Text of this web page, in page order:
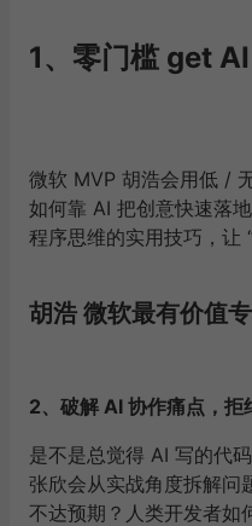
1、零门槛 get
微软 MVP 胡浩会用低 /
如何靠 AI 把创意快速落
程序思维的实用技巧，让
胡浩 微软最有价值
2、破解 AI 协作痛点，拒
是不是总觉得 AI 写的代
张欣会从实战角度拆解问
不达预期？人类开发者如